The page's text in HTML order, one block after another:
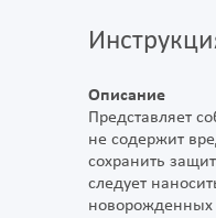
Описание
Представляет
не содержит
сохранить
следует
новорожденных